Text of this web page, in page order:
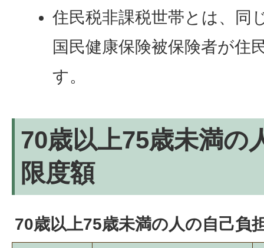
住民税非課税世帯とは、同
国民健康保険被保険者が住
す。
70歳以上75歳未満の
限度額
70歳以上75歳未満の人の自己負